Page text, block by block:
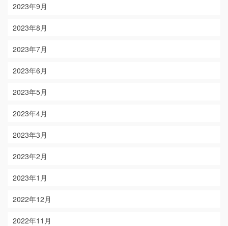
2023年9月
2023年8月
2023年7月
2023年6月
2023年5月
2023年4月
2023年3月
2023年2月
2023年1月
2022年12月
2022年11月